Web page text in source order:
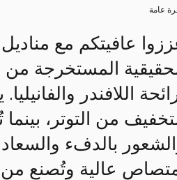
عامة
عافيتكم مع
المستخرجة من
اللافندر
من التوتر، بينما
بالدفء
عالية وتُصنع من